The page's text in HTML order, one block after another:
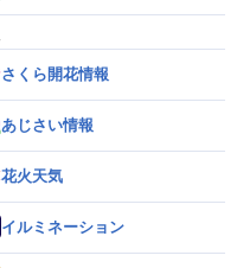
さくら開花情報
あじさい情報
花火天気
イルミネーション